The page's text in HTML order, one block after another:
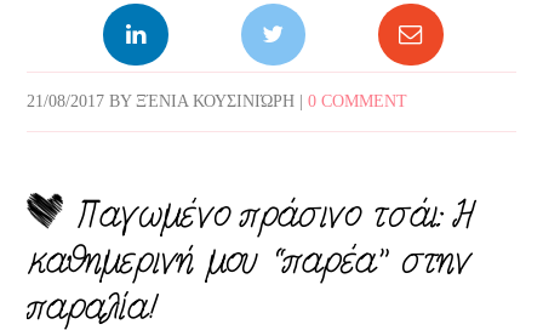
21/08/2017 BYΞΈΝΙΑ ΚΟΥΣΙΝΙΏΡΗ |0 COMMENT
Παγωμένο πράσινο τσάι: Η
καθημερινή μου “παρέα” στην
παραλία!